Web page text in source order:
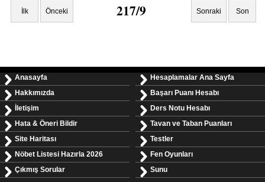
İlk Önceki 217/9 Sonraki Son
Anasayfa
Hakkımızda
İletişim
Hata & Öneri Bildir
Site Haritası
Nöbet Listesi Hazırla 2026
Çıkmış Sorular
Hesaplamalar Ana Sayfa
Başarı Puanı Hesabı
Ders Notu Hesabı
Tavan ve Taban Puanları
Testler
Fen Oyunları
Sunu